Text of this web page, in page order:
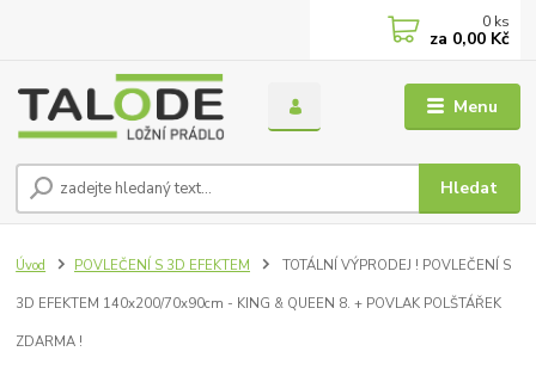
Menu
Hledat
0 ks
za 0,00 Kč
Úvod POVLEČENÍ S 3D EFEKTEM TOTÁLNÍ VÝPRODEJ ! POVLEČENÍ S
3D EFEKTEM 140x200/70x90cm - KING & QUEEN 8. + POVLAK POLŠTÁŘEK
ZDARMA !